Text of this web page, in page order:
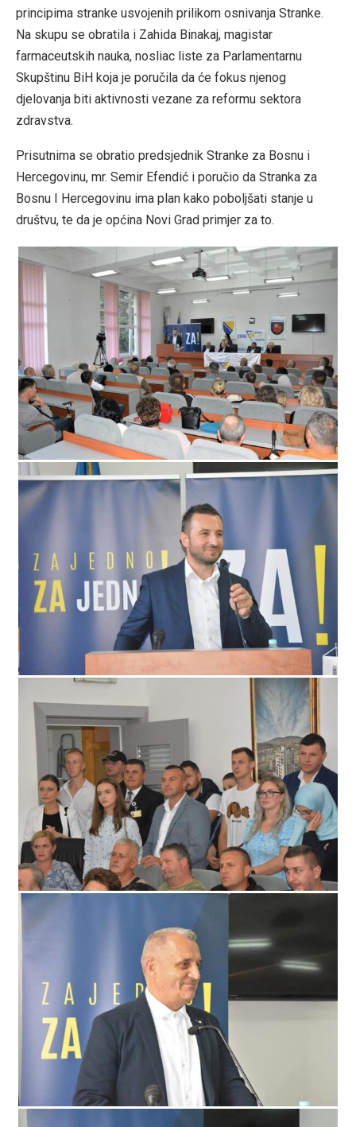
principima stranke usvojenih prilikom osnivanja Stranke.
Na skupu se obratila i Zahida Binakaj, magistar
farmaceutskih nauka, nosliac liste za Parlamentarnu
Skupštinu BiH koja je poručila da će fokus njenog
djelovanja biti aktivnosti vezane za reformu sektora
zdravstva.
Prisutnima se obratio predsjednik Stranke za Bosnu i
Hercegovinu, mr. Semir Efendić i poručio da Stranka za
Bosnu I Hercegovinu ima plan kako poboljšati stanje u
društvu, te da je općina Novi Grad primjer za to.